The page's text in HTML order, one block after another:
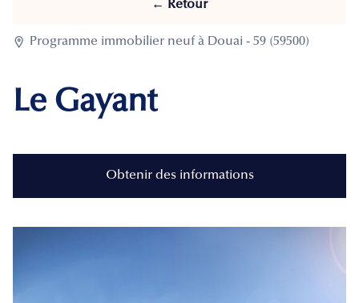
← Retour
 Programme immobilier neuf à Douai - 59 (59500)
Le Gayant
Obtenir des informations